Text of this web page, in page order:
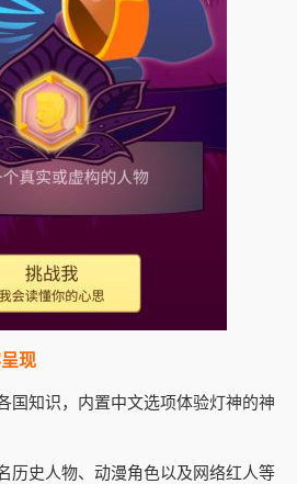
现
国知识，内置中文选项体验灯神的神
历史人物、动漫角色以及网络红人等